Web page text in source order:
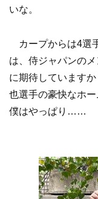
いな。
カープからは4選
は、侍ジャパンの
に期待しています
也選手の豪快なホ
僕はやっぱり……